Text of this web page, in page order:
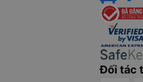
Đối tác